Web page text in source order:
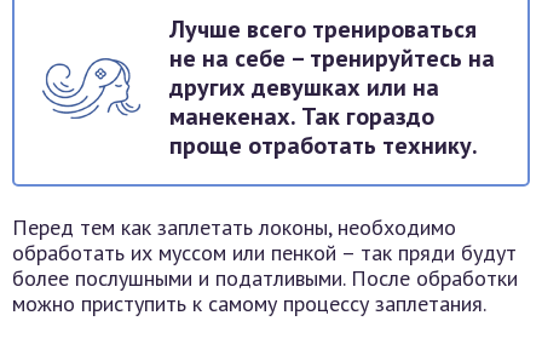
Лучше всего тренироваться
не на себе – тренируйтесь на
других девушках или на
манекенах. Так гораздо
проще отработать технику.
Перед тем как заплетать локоны, необходимо
обработать их муссом или пенкой – так пряди будут
более послушными и податливыми. После обработки
можно приступить к самому процессу заплетания.